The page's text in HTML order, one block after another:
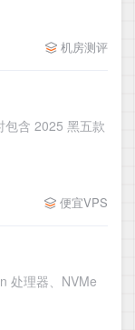
机房测评
包含 2025 黑五款
便宜VPS
处理器、NVMe